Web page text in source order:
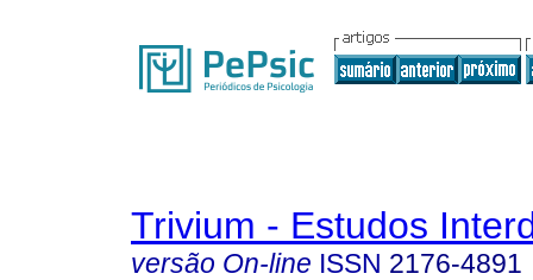
Trivium - Estudos
versão On-line ISSN 2176-4891